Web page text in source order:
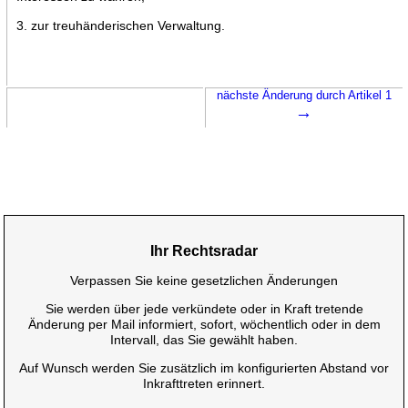
3. zur treuhänderischen Verwaltung.
nächste Änderung durch Artikel 1
→
Ihr Rechtsradar
Verpassen Sie keine gesetzlichen Änderungen
Sie werden über jede verkündete oder in Kraft tretende
Änderung per Mail informiert, sofort, wöchentlich oder in dem
Intervall, das Sie gewählt haben.
Auf Wunsch werden Sie zusätzlich im konfigurierten Abstand vor
Inkrafttreten erinnert.